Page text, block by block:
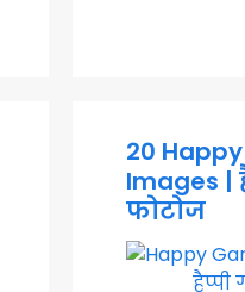
20
Images |
फोटोज